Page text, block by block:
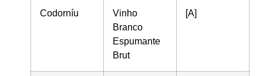
Codorníu
Vinho
Branco
Espumante
Brut
[A]